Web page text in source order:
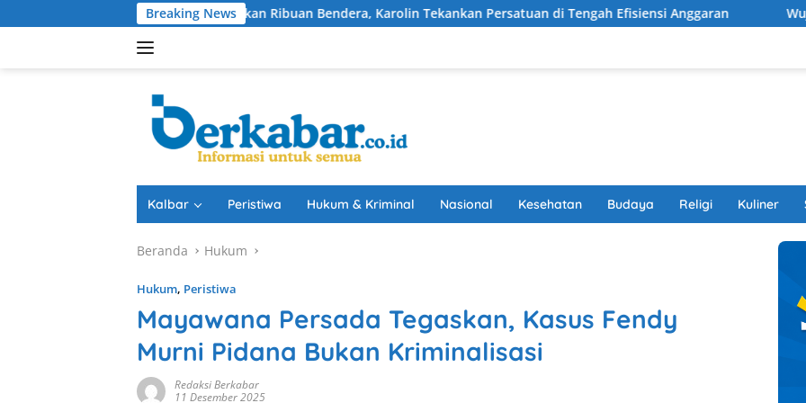
ke
Breaking News
Bagikan Ribuan Bendera, Karolin Tekankan Persatuan di Tengah Efisiensi Anggaran Wujudkan Drainase
Kalbar Peristiwa Hukum & Kriminal Nasional Kesehatan Budaya Religi Kuliner
Beranda Hukum
Hukum, Peristiwa
Mayawana Persada Tegaskan, Kasus Fendy
Murni Pidana Bukan Kriminalisasi
Redaksi Berkabar
11 Desember 2025